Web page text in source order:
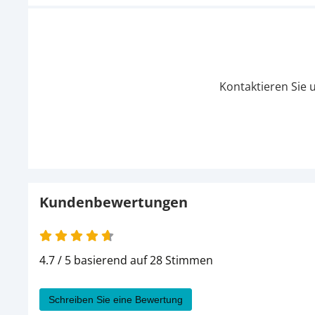
Kontaktieren Sie
Kundenbewertungen
4.7 / 5 basierend auf 28 Stimmen
Schreiben Sie eine Bewertung